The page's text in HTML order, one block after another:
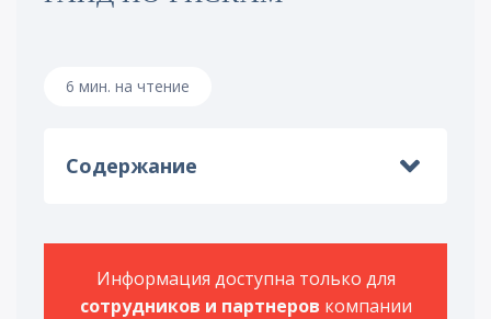
6 мин. на чтение
Содержание
Информация доступна только для
сотрудников и партнеров компании